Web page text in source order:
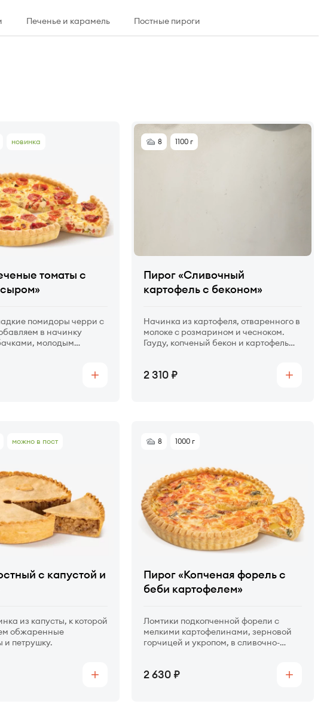
Печенье и карамель Постные пироги
новинка
томаты с
помидоры черри с
в начинку
молодым
Купить
8 1100 г
Пирог «Сливочный
картофель с беконом»
Начинка из картофеля, отваренного в
молоке с розмарином и чесноком.
Гауду, копченый бекон и картофель
сочности.
Цена
2 310 Купить
можно в пост
с капустой и
из капусты, к которой
обжаренные
петрушку.
Купить
8 1000 г
Пирог «Копченая форель с
беби картофелем»
Ломтики подкопченной форели с
мелкими картофелинами, зерновой
горчицей и укропом, в сливочно-
Цена
2 630 Купить